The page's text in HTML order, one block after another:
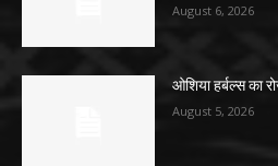
August 6, 2026
ओशिया हर्बल्स का
August 5, 2026